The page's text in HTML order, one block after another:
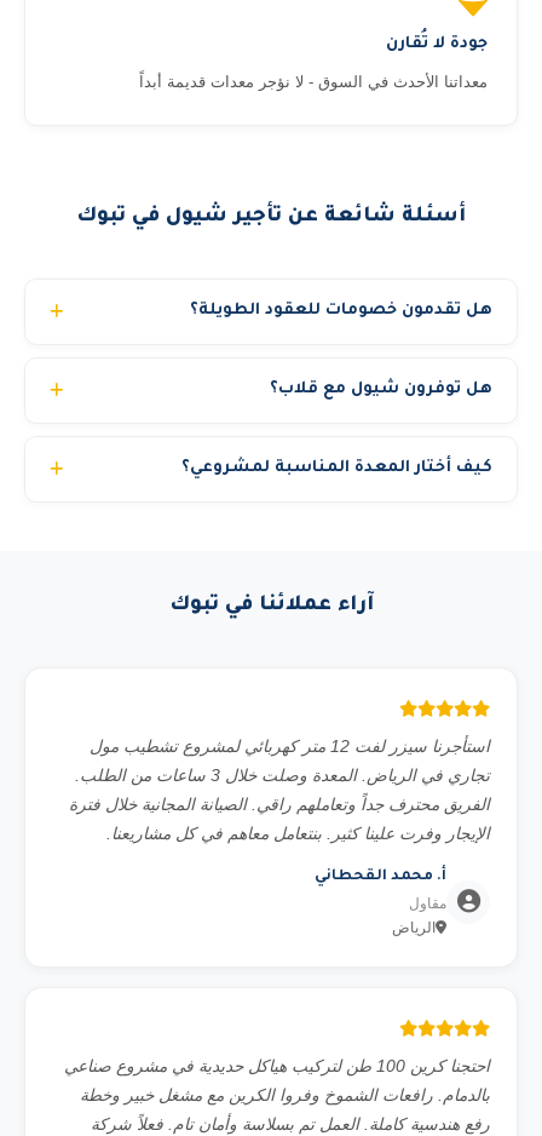
جودة لا تُقارن
معداتنا الأحدث في السوق - لا نؤجر معدات قديمة أبداً
أسئلة شائعة عن تأجير شيول في تبوك
هل تقدمون خصومات للعقود الطويلة؟
احتياجك والحصول على أفضل سعر.
هل توفرون شيول مع قلاب؟
حجم المشروع. هذا التوليفة مثالية لأعمال نقل الأتربة والردم
كيف أختار المعدة المناسبة لمشروعي؟
آراء عملائنا في تبوك
استأجرنا سيزر لفت 12 متر كهربائي لمشروع تشطيب مول
تجاري في الرياض. المعدة وصلت خلال 3 ساعات من الطلب.
الفريق محترف جداً وتعاملهم راقي. الصيانة المجانية خلال فترة
الإيجار وفرت علينا كثير. بنتعامل معاهم في كل مشاريعنا.
أ. محمد القحطاني
مقاول
الرياض
احتجنا كرين 100 طن لتركيب هياكل حديدية في مشروع صناعي
بالدمام. رافعات الشموخ وفروا الكرين مع مشغل خبير وخطة
رفع هندسية كاملة. العمل تم بسلاسة وأمان تام. فعلاً شركة